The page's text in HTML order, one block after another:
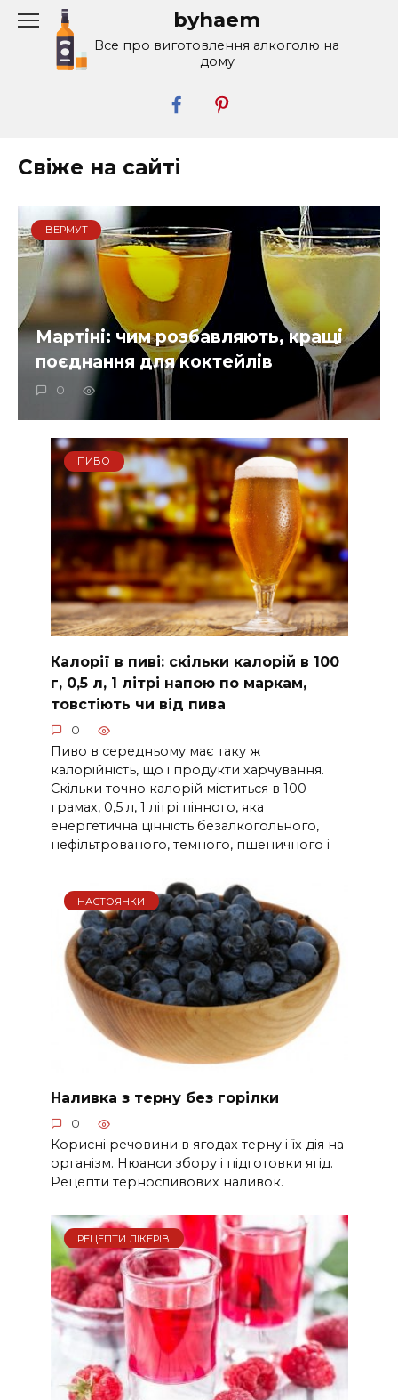
Перейти
содержанию
byhaem
Все про виготовлення алкоголю на
дому
Свіже на сайті
ВЕРМУТ
Мартіні: чим розбавляють, кращі
поєднання для коктейлів
0
ПИВО
Калорії в пиві: скільки калорій в 100
г, 0,5 л, 1 літрі напою по маркам,
товстіють чи від пива
0
Пиво в середньому має таку ж
калорійність, що і продукти харчування.
Скільки точно калорій міститься в 100
грамах, 0,5 л, 1 літрі пінного, яка
енергетична цінність безалкогольного,
нефільтрованого, темного, пшеничного і
НАСТОЯНКИ
Наливка з терну без горілки
0
Корисні речовини в ягодах терну і їх дія на
організм. Нюанси збору і підготовки ягід.
Рецепти терносливових наливок.
РЕЦЕПТИ ЛІКЕРІВ